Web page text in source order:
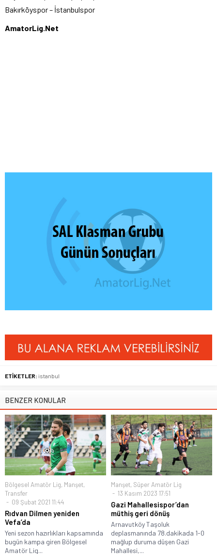
Bakırköyspor – İstanbulspor
AmatorLig.Net
ETİKETLER: istanbul
BENZER KONULAR
Bölgesel Amatör Lig, Manşet,
Transfer
09 Şubat 2021 11:44
Rıdvan Dilmen yeniden
Vefa’da
Yeni sezon hazırlıkları kapsamında
bugün kampa giren Bölgesel
Amatör Lig...
Manşet, Süper Amatör Lig
13 Kasım 2023 17:51
Gazi Mahallesispor’dan
müthiş geri dönüş
Arnavutköy Taşoluk
deplasmanında 78.dakikada 1-0
mağlup duruma düşen Gazi
Mahallesi,...